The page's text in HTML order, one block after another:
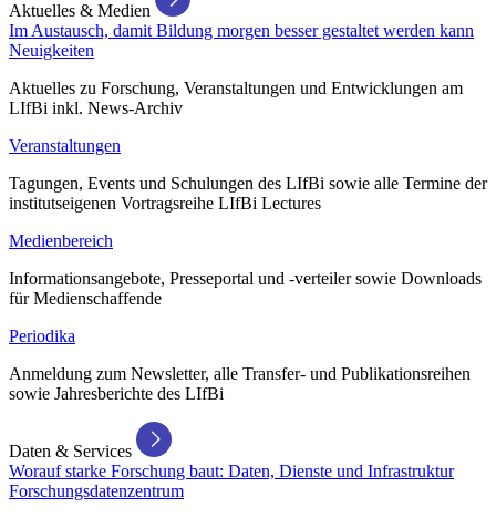
Aktuelles & Medien
Im Austausch, damit Bildung morgen besser gestaltet werden kann
Neuigkeiten
Aktuelles zu Forschung, Veranstaltungen und Entwicklungen am
LIfBi inkl. News-Archiv
Veranstaltungen
Tagungen, Events und Schulungen des LIfBi sowie alle Termine der
institutseigenen Vortragsreihe LIfBi Lectures
Medienbereich
Informationsangebote, Presseportal und -verteiler sowie Downloads
für Medienschaffende
Periodika
Anmeldung zum Newsletter, alle Transfer- und Publikationsreihen
sowie Jahresberichte des LIfBi
Daten & Services
Worauf starke Forschung baut: Daten, Dienste und Infrastruktur
Forschungsdatenzentrum